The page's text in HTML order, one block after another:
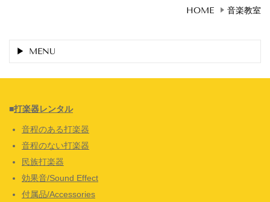
HOME 音楽教室
MENU
■打楽器レンタル
音程のある打楽器
音程のない打楽器
民族打楽器
効果音/Sound Effect
付属品/Accessories